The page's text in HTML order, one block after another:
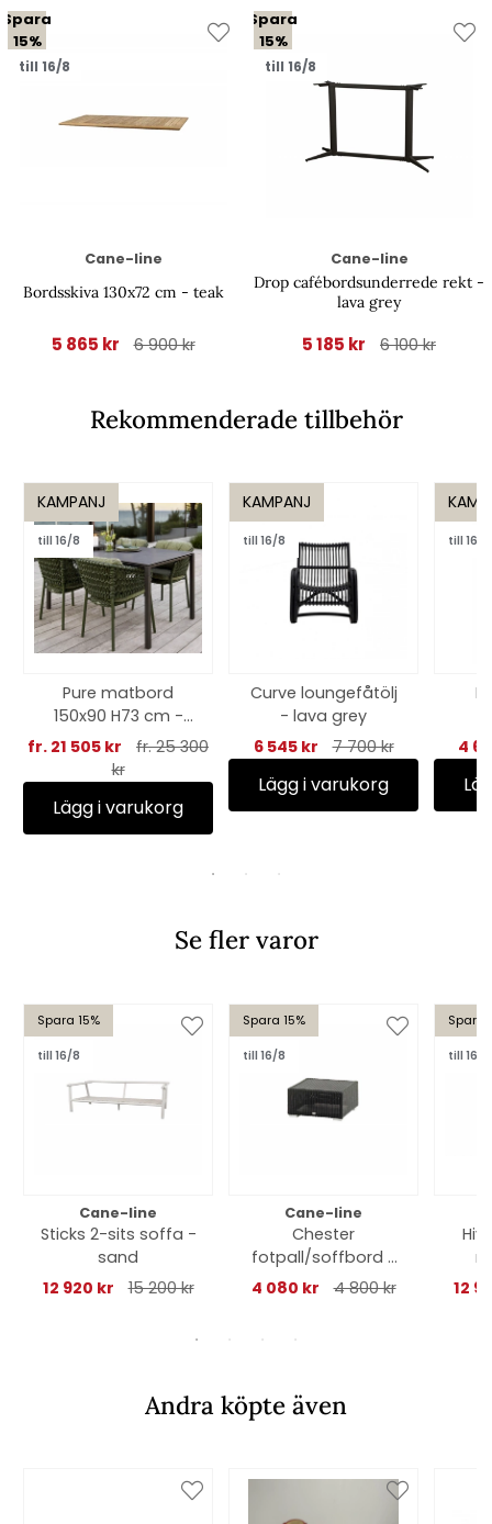
Spara
15%
till 16/8
Cane-line
Bordsskiva 130x72 cm - teak
5 865 kr 6 900 kr
Spara
15%
till 16/8
Cane-line
Drop cafébordsunderrede rekt -
lava grey
5 185 kr 6 100 kr
Rekommenderade tillbehör
KAMPANJ
till 16/8
Pure matbord
150x90 H73 cm -
lava grey/flera
bordsskivor
fr. 21 505 kr
fr. 25 300
kr
Lägg i varukorg
KAMPANJ
till 16/8
Curve loungefåtölj
- lava grey
6 545 kr
7 700 kr
Lägg i varukorg
till 16/8
4
Se fler varor
Spara 15%
till 16/8
Cane-line
Sticks 2-sits soffa -
sand
12 920 kr
15 200 kr
Spara 15%
till 16/8
Cane-line
Chester
fotpall/soffbord -
graphite
4 080 kr 4 800 kr
Spara
till 16/8
12
Andra köpte även